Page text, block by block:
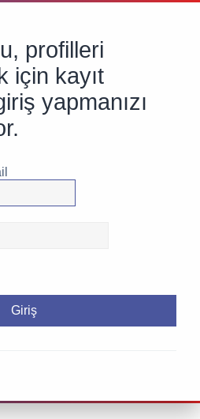
profilleri
için kayıt
yapmanızı